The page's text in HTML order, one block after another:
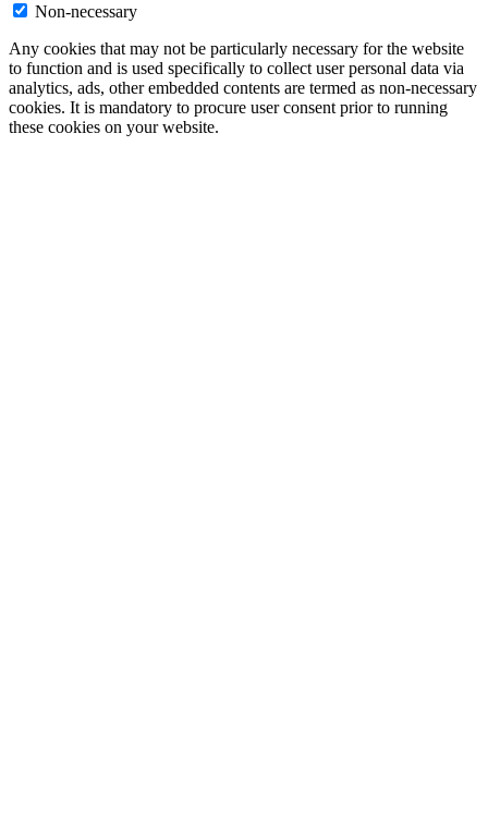
Non-necessary
Any cookies that may not be particularly necessary for the website
to function and is used specifically to collect user personal data via
analytics, ads, other embedded contents are termed as non-necessary
cookies. It is mandatory to procure user consent prior to running
these cookies on your website.